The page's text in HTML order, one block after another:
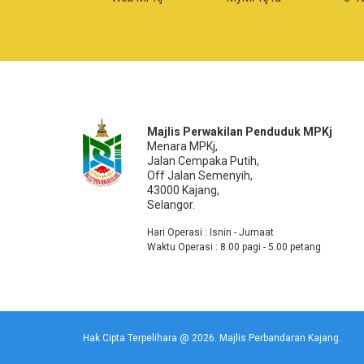
Majlis Perwakilan Penduduk MPKj
Menara MPKj,
Jalan Cempaka Putih,
Off Jalan Semenyih,
43000 Kajang,
Selangor.
Hari Operasi : Isnin - Jumaat
Waktu Operasi : 8.00 pagi - 5.00 petang
Hak Cipta Terpelihara @ 2026. Majlis Perbandaran Kajang.